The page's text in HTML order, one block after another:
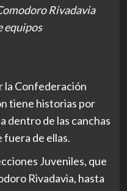
Rivadavia
equipos
la Confederación
tiene historias por
dentro de las canchas
fuera de ellas.
Juveniles, que
Rivadavia, hasta